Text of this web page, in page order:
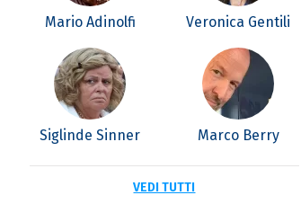
Mario Adinolfi Veronica Gentili
Siglinde Sinner Marco Berry
VEDI TUTTI